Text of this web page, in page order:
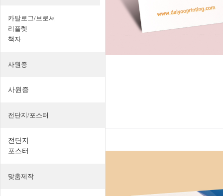
카탈로그/브로셔
리플렛
책자
사원증
사원증
전단지/포스터
전단지
포스터
맞춤제작